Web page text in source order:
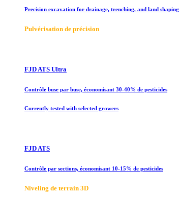
Precision excavation for drainage, trenching, and land shaping
Pulvérisation de précision
FJD ATS Ultra
Contrôle buse par buse, économisant 30-40% de pesticides
Currently tested with selected growers
FJD ATS
Contrôle par sections, économisant 10-15% de pesticides
Niveling de terrain 3D